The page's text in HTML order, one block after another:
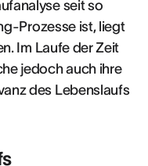
seit so
Prozesse ist, liegt
Im Laufe der Zeit
jedoch auch ihre
des Lebenslaufs